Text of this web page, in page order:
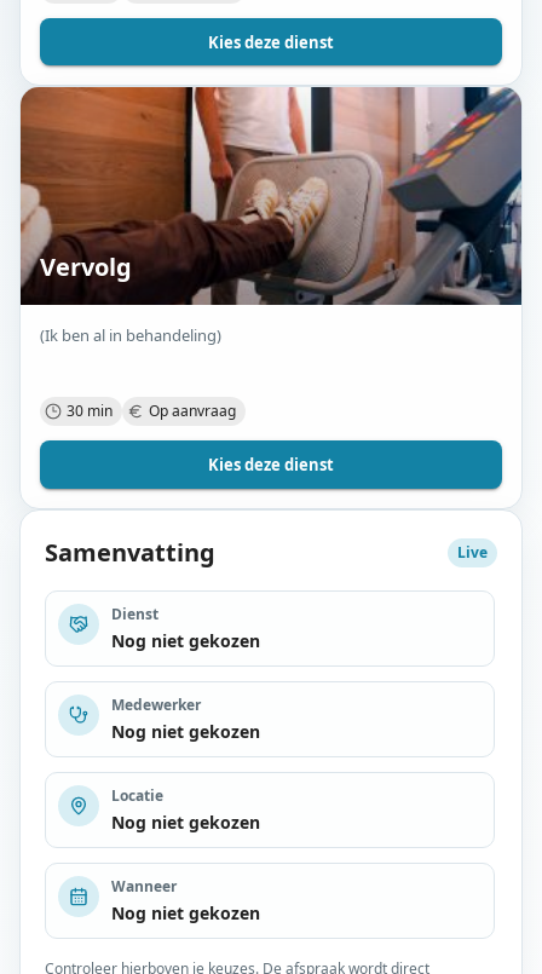
Kies deze dienst
Vervolg
(Ik ben al in behandeling)
30 min Op aanvraag
Kies deze dienst
Samenvatting Live
Dienst
Nog niet gekozen
Medewerker
Nog niet gekozen
Locatie
Nog niet gekozen
Wanneer
Nog niet gekozen
Controleer hierboven je keuzes. De afspraak wordt direct